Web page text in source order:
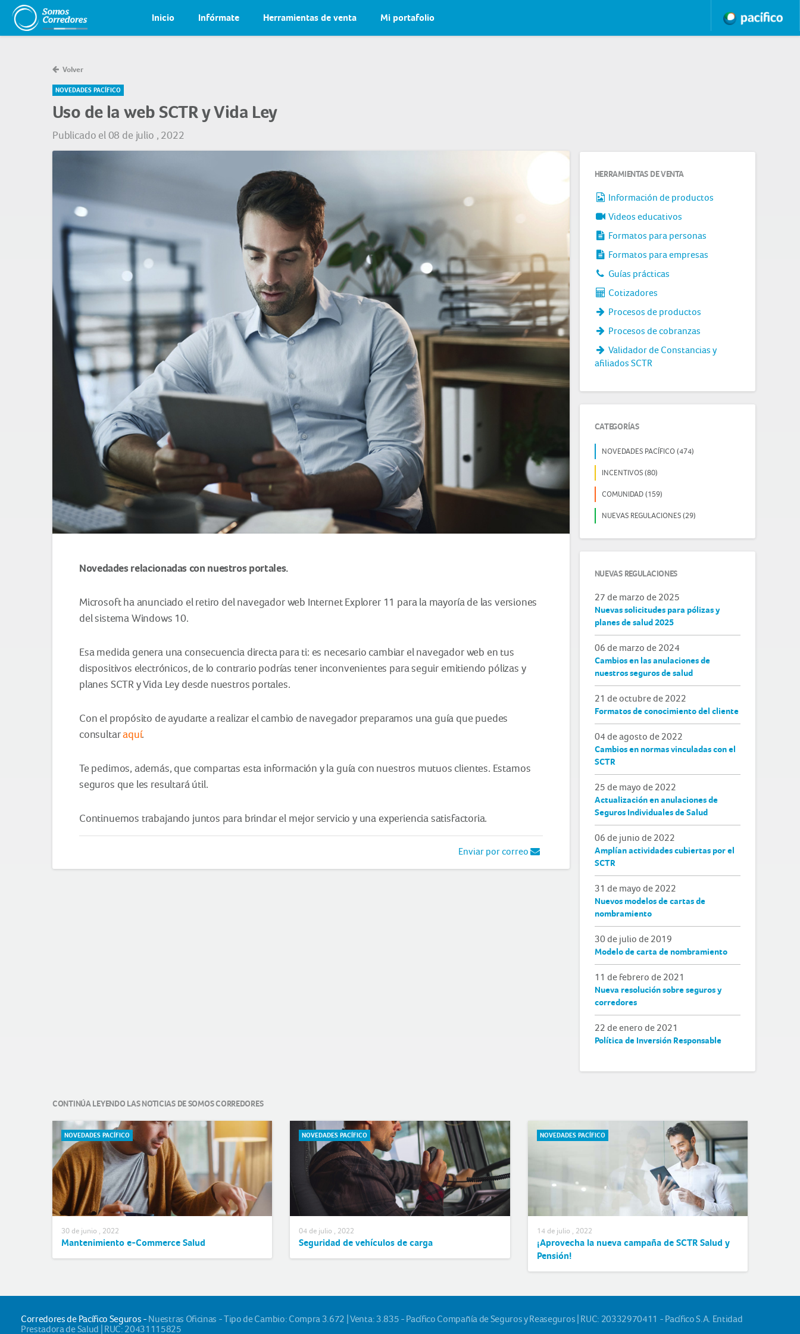
Inicio Infórmate Herramientas de venta Mi portafolio
Volver
NOVEDADES PACÍFICO
Uso de la web SCTR y Vida Ley
Publicado el 08 de julio , 2022
Novedades relacionadas con nuestros portales.
Microsoft ha anunciado el retiro del navegador web Internet Explorer 11 para la mayoría de las versiones
del sistema Windows 10.
Esa medida genera una consecuencia directa para ti: es necesario cambiar el navegador web en tus
dispositivos electrónicos, de lo contrario podrías tener inconvenientes para seguir emitiendo pólizas y
planes SCTR y Vida Ley desde nuestros portales.
Con el propósito de ayudarte a realizar el cambio de navegador preparamos una guía que puedes
consultaraquí.
Te pedimos, además, que compartas esta información y la guía con nuestros mutuos clientes. Estamos
seguros que les resultará útil.
Continuemos trabajando juntos para brindar el mejor servicio y una experiencia satisfactoria.
Enviar por correo
HERRAMIENTAS DE VENTA
Información de productos
Videos educativos
Formatos para personas
Formatos para empresas
Guías prácticas
Cotizadores
Procesos de productos
Procesos de cobranzas
Validador de Constancias y
afiliados SCTR
CATEGORÍAS
NOVEDADES PACÍFICO (474)
INCENTIVOS (80)
COMUNIDAD (159)
NUEVAS REGULACIONES (29)
NUEVAS REGULACIONES
27 de marzo de 2025
Nuevas solicitudes para pólizas y
planes de salud 2025
06 de marzo de 2024
Cambios en las anulaciones de
nuestros seguros de salud
21 de octubre de 2022
Formatos de conocimiento del cliente
04 de agosto de 2022
Cambios en normas vinculadas con el
SCTR
25 de mayo de 2022
Actualización en anulaciones de
Seguros Individuales de Salud
06 de junio de 2022
Amplían actividades cubiertas por el
SCTR
31 de mayo de 2022
Nuevos modelos de cartas de
nombramiento
30 de julio de 2019
Modelo de carta de nombramiento
11 de febrero de 2021
Nueva resolución sobre seguros y
corredores
22 de enero de 2021
Política de Inversión Responsable
CONTINÚA LEYENDO LAS NOTICIAS DE SOMOS CORREDORES
NOVEDADES PACÍFICO
30 de junio , 2022
Mantenimiento e-Commerce Salud
NOVEDADES PACÍFICO
04 de julio , 2022
Seguridad de vehículos de carga
NOVEDADES PACÍFICO
14 de julio , 2022
¡Aprovecha la nueva campaña de SCTR Salud y
Pensión!
Corredores de Pacífico Seguros - Nuestras Oficinas - Tipo de Cambio: Compra 3.672 | Venta: 3.835 - Pacífico Compañía de Seguros y Reaseguros | RUC: 20332970411 - Pacífico S.A. Entidad
Prestadora de Salud | RUC: 20431115825